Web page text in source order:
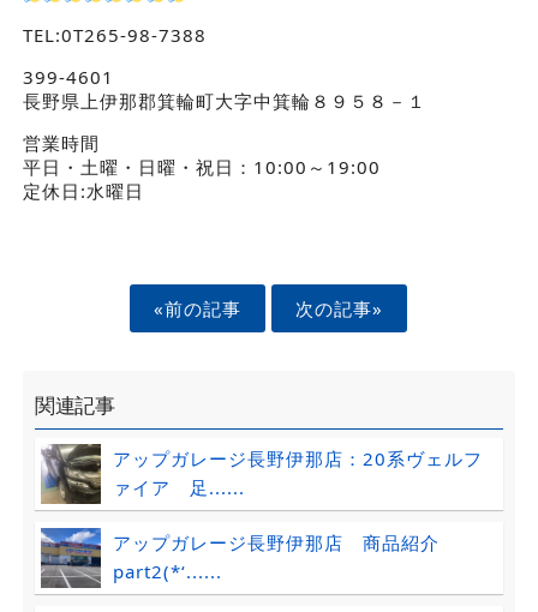
TEL:0T265-98-7388
399-4601
長野県上伊那郡箕輪町大字中箕輪８９５８－１
営業時間
平日・土曜・日曜・祝日：10:00～19:00
定休日:水曜日
«前の記事 次の記事»
関連記事
アップガレージ長野伊那店：20系ヴェルフ
ァイア 足......
アップガレージ長野伊那店 商品紹介
part2(*‘......